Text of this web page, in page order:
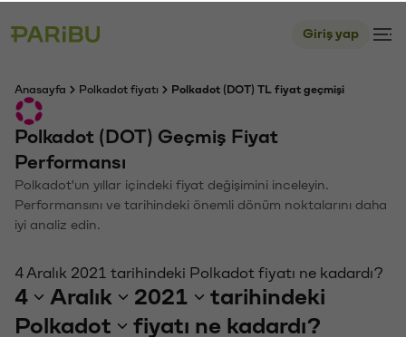
Giriş yap
Anasayfa Polkadot fiyatı Polkadot (DOT) TL fiyat geçmişi
Polkadot (DOT) Geçmiş Fiyat
Performansı
Polkadot'un yıllar içindeki fiyat değişimini inceleyin.
Performansını ve tarihindeki önemli dönüm noktalarını daha
iyi analiz edin.
4 Aralık 2021 tarihindeki Polkadot fiyatı ne kadardı?
4 Aralık 2021
tarihindeki
Polkadot
fiyatı ne kadardı?